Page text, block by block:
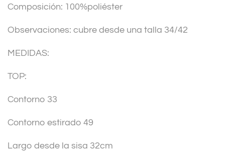
e
:
Composición: 100%poliéster
Observaciones: cubre desde una talla 34/42
MEDIDAS:
TOP:
Contorno 33
Contorno estirado 49
Largo desde la sisa 32cm